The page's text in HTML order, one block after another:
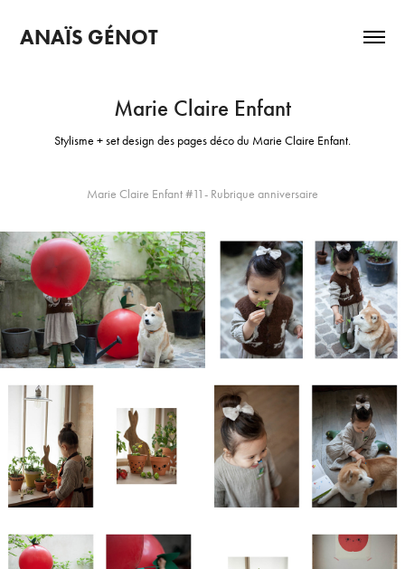
ANAÏS GÉNOT
Marie Claire Enfant
Stylisme + set design des pages déco du Marie Claire Enfant.
Marie Claire Enfant #11- Rubrique anniversaire